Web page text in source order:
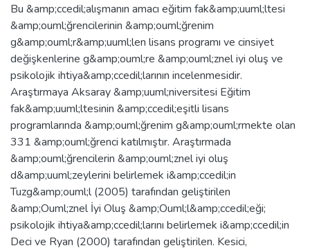
Bu &amp;ccedil;alışmanın amacı eğitim fak&amp;uuml;ltesi
&amp;ouml;ğrencilerinin &amp;ouml;ğrenim
g&amp;ouml;r&amp;uuml;len lisans programı ve cinsiyet
değişkenlerine g&amp;ouml;re &amp;ouml;znel iyi oluş ve
psikolojik ihtiya&amp;ccedil;larının incelenmesidir.
Araştırmaya Aksaray &amp;uuml;niversitesi Eğitim
fak&amp;uuml;ltesinin &amp;ccedil;eşitli lisans
programlarında &amp;ouml;ğrenim g&amp;ouml;rmekte olan
331 &amp;ouml;ğrenci katılmıştır. Araştırmada
&amp;ouml;ğrencilerin &amp;ouml;znel iyi oluş
d&amp;uuml;zeylerini belirlemek i&amp;ccedil;in
Tuzg&amp;ouml;l (2005) tarafından geliştirilen
&amp;Ouml;znel İyi Oluş &amp;Ouml;l&amp;ccedil;eği;
psikolojik ihtiya&amp;ccedil;larını belirlemek i&amp;ccedil;in
Deci ve Ryan (2000) tarafından geliştirilen. Kesici,